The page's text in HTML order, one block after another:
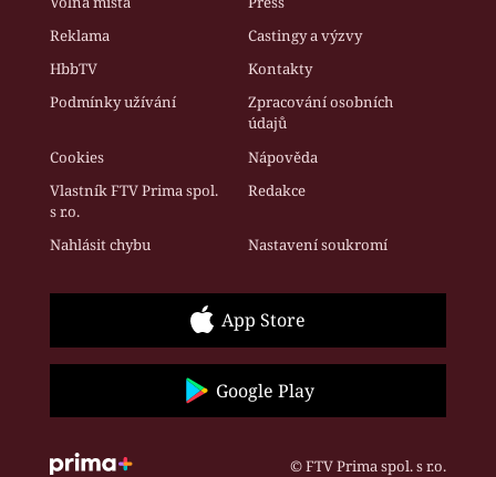
Reklama
Castingy a výzvy
HbbTV
Kontakty
Podmínky užívání
Zpracování osobních
údajů
Cookies
Nápověda
Vlastník FTV Prima spol.
s r.o.
Redakce
Nahlásit chybu Nastavení soukromí
App Store
Google Play
© FTV Prima spol. s r.o.